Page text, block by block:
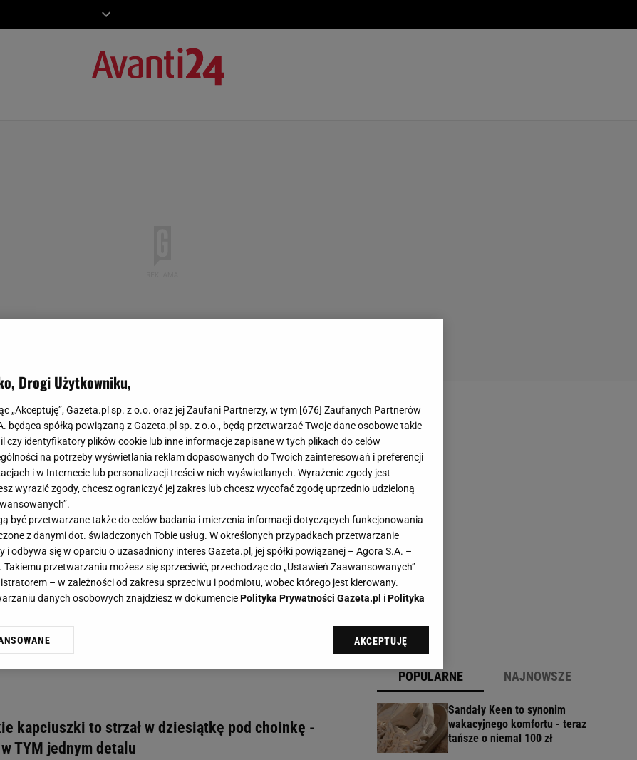
kapciuszki to strzał w dziesiątkę pod choinkę -
TYM jednym detalu
POPULARNE NAJNOWSZE
Sandały Keen to synonim
wakacyjnego komfortu - teraz
tańsze o niemal 100 zł
Drogi Użytkowniku,
„Akceptuję”, Gazeta.pl sp. z o.o. oraz jej Zaufani Partnerzy, w tym [676] Zaufanych Partnerów
będąca spółką powiązaną z Gazeta.pl sp. z o.o., będą przetwarzać Twoje dane osobowe takie
czy identyfikatory plików cookie lub inne informacje zapisane w tych plikach do celów
na potrzeby wyświetlania reklam dopasowanych do Twoich zainteresowań i preferencji
i w Internecie lub personalizacji treści w nich wyświetlanych. Wyrażenie zgody jest
wyrazić zgody, chcesz ograniczyć jej zakres lub chcesz wycofać zgodę uprzednio udzieloną
być przetwarzane także do celów badania i mierzenia informacji dotyczących funkcjonowania
z danymi dot. świadczonych Tobie usług. W określonych przypadkach przetwarzanie
i odbywa się w oparciu o uzasadniony interes Gazeta.pl, jej spółki powiązanej – Agora S.A. –
Takiemu przetwarzaniu możesz się sprzeciwić, przechodząc do „Ustawień Zaawansowanych”
– w zależności od zakresu sprzeciwu i podmiotu, wobec którego jest kierowany.
danych osobowych znajdziesz w dokumenciePolityka Prywatności Gazeta.pl iPolityka
też zgodę na zainstalowanie i przechowywanie plików cookie Gazeta.pl sp. z o.o., jej
narzędzie do zarządzania twoimi preferencjami dot. przetwarzania danych poprzez
” w stopce serwisu i przechodząc do „Ustawień Zaawansowanych”. Zmiana ustawień
i Agora S.A. możemy przetwarzać dane osobowe w następujących celach:
geolokalizacyjnych. Aktywne skanowanie charakterystyki urządzenia do celów identyfikacji.
AKCEPTUJĘ